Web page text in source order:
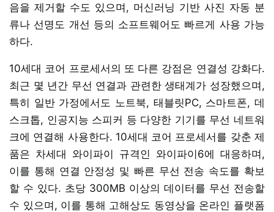
음을 제거할 수도 있으며, 머신러닝 기반 사진 자동 분
류나 선명도 개선 등의 소프트웨어도 빠르게 사용 가능
하다.
10세대 코어 프로세서의 또 다른 강점은 연결성 강화다.
최근 몇 년간 무선 연결과 관련한 생태계가 성장했으며,
특히 일반 가정에서도 노트북, 태블릿PC, 스마트폰, 데
스크톱, 인공지능 스피커 등 다양한 기기를 무선 네트워
크에 연결해 사용한다. 10세대 코어 프로세서를 갖춘 제
품은 차세대 와이파이 규격인 와이파이6에 대응하며,
이를 통해 연결 안정성 및 빠른 무선 전송 속도를 확보
할 수 있다. 초당 300MB 이상의 데이터를 무선 전송할
수 있으며, 이를 통해 고해상도 동영상을 온라인 플랫폼